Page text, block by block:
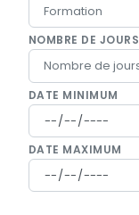
NOMBRE DE JOURS
DATE MINIMUM
DATE MAXIMUM